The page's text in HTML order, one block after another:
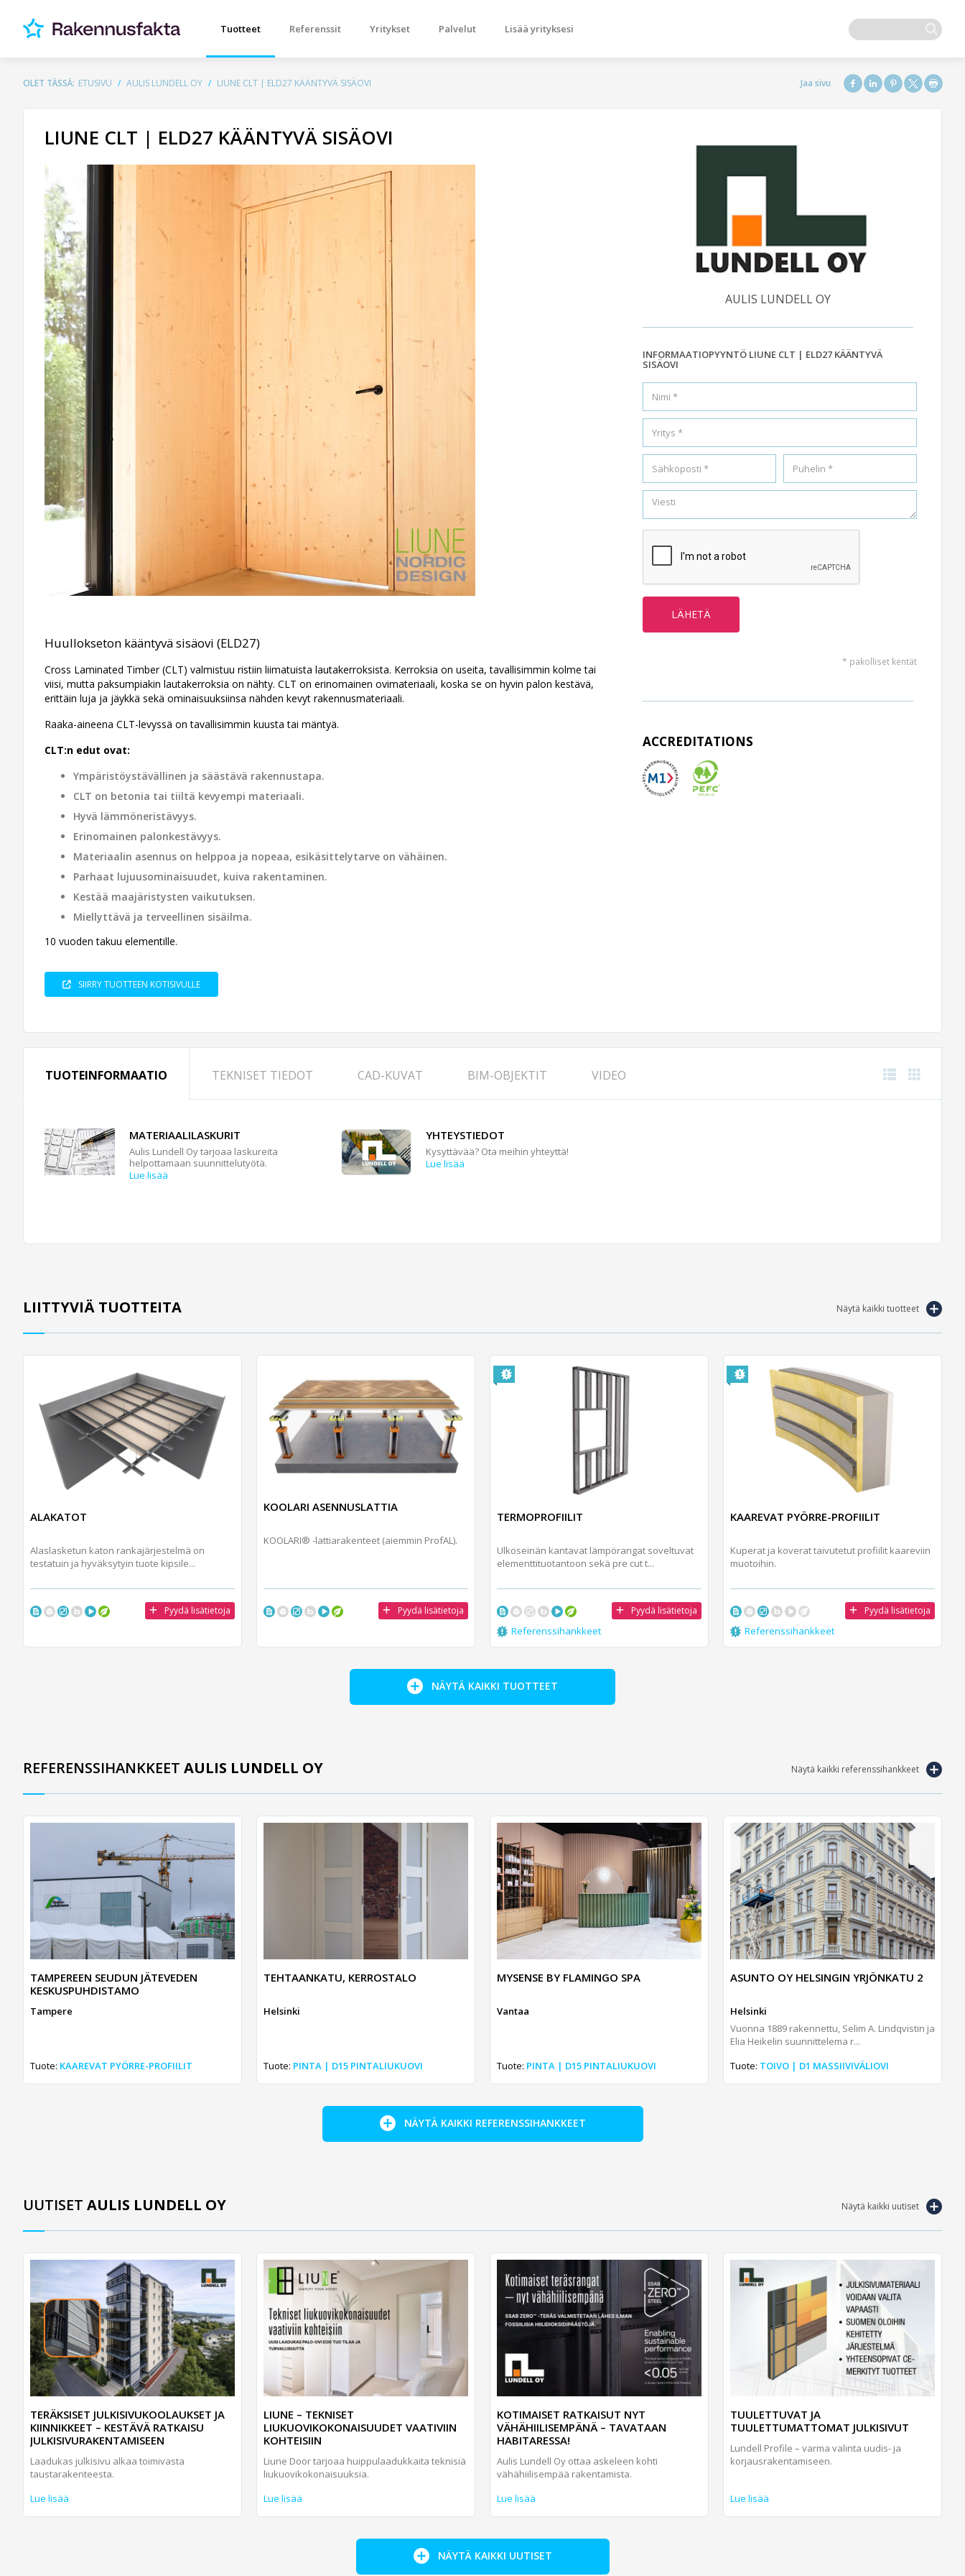
Tuotteet Referenssit Yritykset Palvelut Lisää yrityksesi
OLET TÄSSÄ: ETUSIVU AULIS LUNDELL OY LIUNE CLT | ELD27 KÄÄNTYVÄ SISÄOVI
LIUNE CLT | ELD27 KÄÄNTYVÄ SISÄOVI
Huullokseton kääntyvä sisäovi (ELD27)
Cross Laminated Timber (CLT) valmistuu ristiin liimatuista lautakerroksista. Kerroksia on useita, tavallisimmin kolme tai
viisi, mutta paksumpiakin lautakerroksia on nähty. CLT on erinomainen ovimateriaali, koska se on hyvin palon kestävä,
erittäin luja ja jäykkä sekä ominaisuuksiinsa nähden kevyt rakennusmateriaali.
Raaka-aineena CLT-levyssä on tavallisimmin kuusta tai mäntyä.
CLT:n edut ovat:
Ympäristöystävällinen ja säästävä rakennustapa.
CLT on betonia tai tiiltä kevyempi materiaali.
Hyvä lämmöneristävyys.
Erinomainen palonkestävyys.
Materiaalin asennus on helppoa ja nopeaa, esikäsittelytarve on vähäinen.
Parhaat lujuusominaisuudet, kuiva rakentaminen.
Kestää maajäristysten vaikutuksen.
Miellyttävä ja terveellinen sisäilma.
10 vuoden takuu elementille.
SIIRRY TUOTTEEN KOTISIVULLE
AULIS LUNDELL OY
INFORMAATIOPYYNTÖ LIUNE CLT | ELD27 KÄÄNTYVÄ
SISÄOVI
* pakolliset kentät
ACCREDITATIONS
TUOTEINFORMAATIO TEKNISET TIEDOT CAD-KUVAT BIM-OBJEKTIT VIDEO
MATERIAALILASKURIT
Aulis Lundell Oy tarjoaa laskureita
helpottamaan suunnittelutyötä.
Lue lisää
YHTEYSTIEDOT
Kysyttävää? Ota meihin yhteyttä!
Lue lisää
Näytä kaikki tuotteet
LIITTYVIÄ TUOTTEITA
ALAKATOT
Alaslasketun katon rankajärjestelmä on
testatuin ja hyväksytyin tuote kipsile...
Pyydä lisätietoja
KOOLARI ASENNUSLATTIA
KOOLARI® -lattiarakenteet (aiemmin ProfAL).
Pyydä lisätietoja
TERMOPROFIILIT
Ulkoseinän kantavat lämpörangat soveltuvat
elementtituotantoon sekä pre cut t...
Pyydä lisätietoja
Referenssihankkeet
KAAREVAT PYÖRRE-PROFIILIT
Kuperat ja koverat taivutetut profiilit kaareviin
muotoihin.
Pyydä lisätietoja
Referenssihankkeet
NÄYTÄ KAIKKI TUOTTEET
Näytä kaikki referenssihankkeet
REFERENSSIHANKKEET AULIS LUNDELL OY
TAMPEREEN SEUDUN JÄTEVEDEN
KESKUSPUHDISTAMO
Tampere
Tuote: KAAREVAT PYÖRRE-PROFIILIT
TEHTAANKATU, KERROSTALO
Helsinki
Tuote: PINTA | D15 PINTALIUKUOVI
MYSENSE BY FLAMINGO SPA
Vantaa
Tuote: PINTA | D15 PINTALIUKUOVI
ASUNTO OY HELSINGIN YRJÖNKATU 2
Helsinki
Vuonna 1889 rakennettu, Selim A. Lindqvistin ja
Elia Heikelin suunnittelema r...
Tuote: TOIVO | D1 MASSIIVIVÄLIOVI
NÄYTÄ KAIKKI REFERENSSIHANKKEET
Näytä kaikki uutiset
UUTISET AULIS LUNDELL OY
TERÄKSISET JULKISIVUKOOLAUKSET JA
KIINNIKKEET – KESTÄVÄ RATKAISU
JULKISIVURAKENTAMISEEN
Laadukas julkisivu alkaa toimivasta
taustarakenteesta.
Lue lisää
LIUNE – TEKNISET
LIUKUOVIKOKONAISUUDET VAATIVIIN
KOHTEISIIN
Liune Door tarjoaa huippulaadukkaita teknisiä
liukuovikokonaisuuksia.
Lue lisää
KOTIMAISET RATKAISUT NYT
VÄHÄHIILISEMPÄNÄ – TAVATAAN
HABITARESSA!
Aulis Lundell Oy ottaa askeleen kohti
vähähiilisempää rakentamista.
Lue lisää
TUULETTUVAT JA
TUULETTUMATTOMAT JULKISIVUT
Lundell Profile – varma valinta uudis- ja
korjausrakentamiseen.
Lue lisää
NÄYTÄ KAIKKI UUTISET